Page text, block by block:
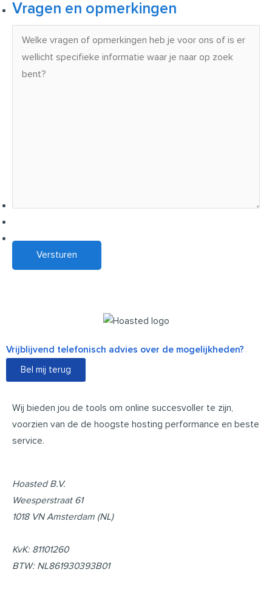
Vragen en opmerkingen
Vrijblijvend telefonisch advies over de mogelijkheden?
Bel mij terug
Wij bieden jou de tools om online succesvoller te zijn,
voorzien van de de hoogste hosting performance en beste
service.
Hoasted B.V.
Weesperstraat 61
1018 VN Amsterdam (NL)
KvK: 81101260
BTW: NL861930393B01